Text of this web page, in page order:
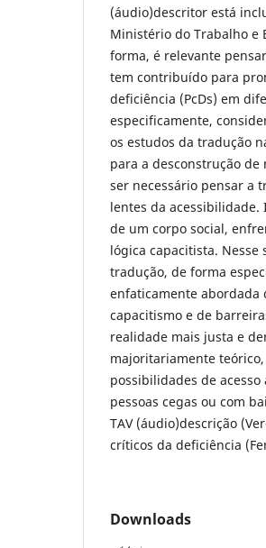
(áudio)descritor está
Ministério do Trabalho e
forma, é relevante
tem contribuído para
deficiência (PcDs) em
especificamente,
os estudos da tradução
para a desconstrução
ser necessário pensar a
lentes da
de um corpo social,
lógica capacitista.
tradução, de forma
enfaticamente abordada
capacitismo e de
realidade mais justa e
majoritariamente
possibilidades de
pessoas cegas ou com
TAV (áudio)descrição
críticos da deficiência
Downloads